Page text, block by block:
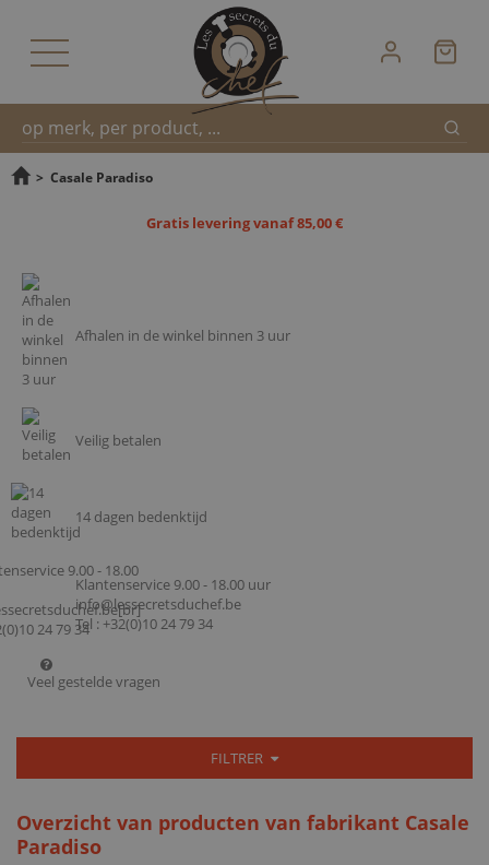
Snel
> Casale Paradiso
Gratis levering vanaf 85,00 €
Afhalen in de winkel binnen 3 uur
Veilig betalen
14 dagen bedenktijd
Klantenservice 9.00 - 18.00 uur
info@lessecretsduchef.be
Tel : +32(0)10 24 79 34
Veel gestelde vragen
FILTRER
Overzicht van producten van fabrikant Casale
Paradiso